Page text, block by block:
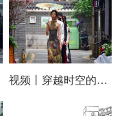
视频丨穿越时空的风情 唤醒传统街区的温情记忆 风车坪文创街区举行汉服快闪秀